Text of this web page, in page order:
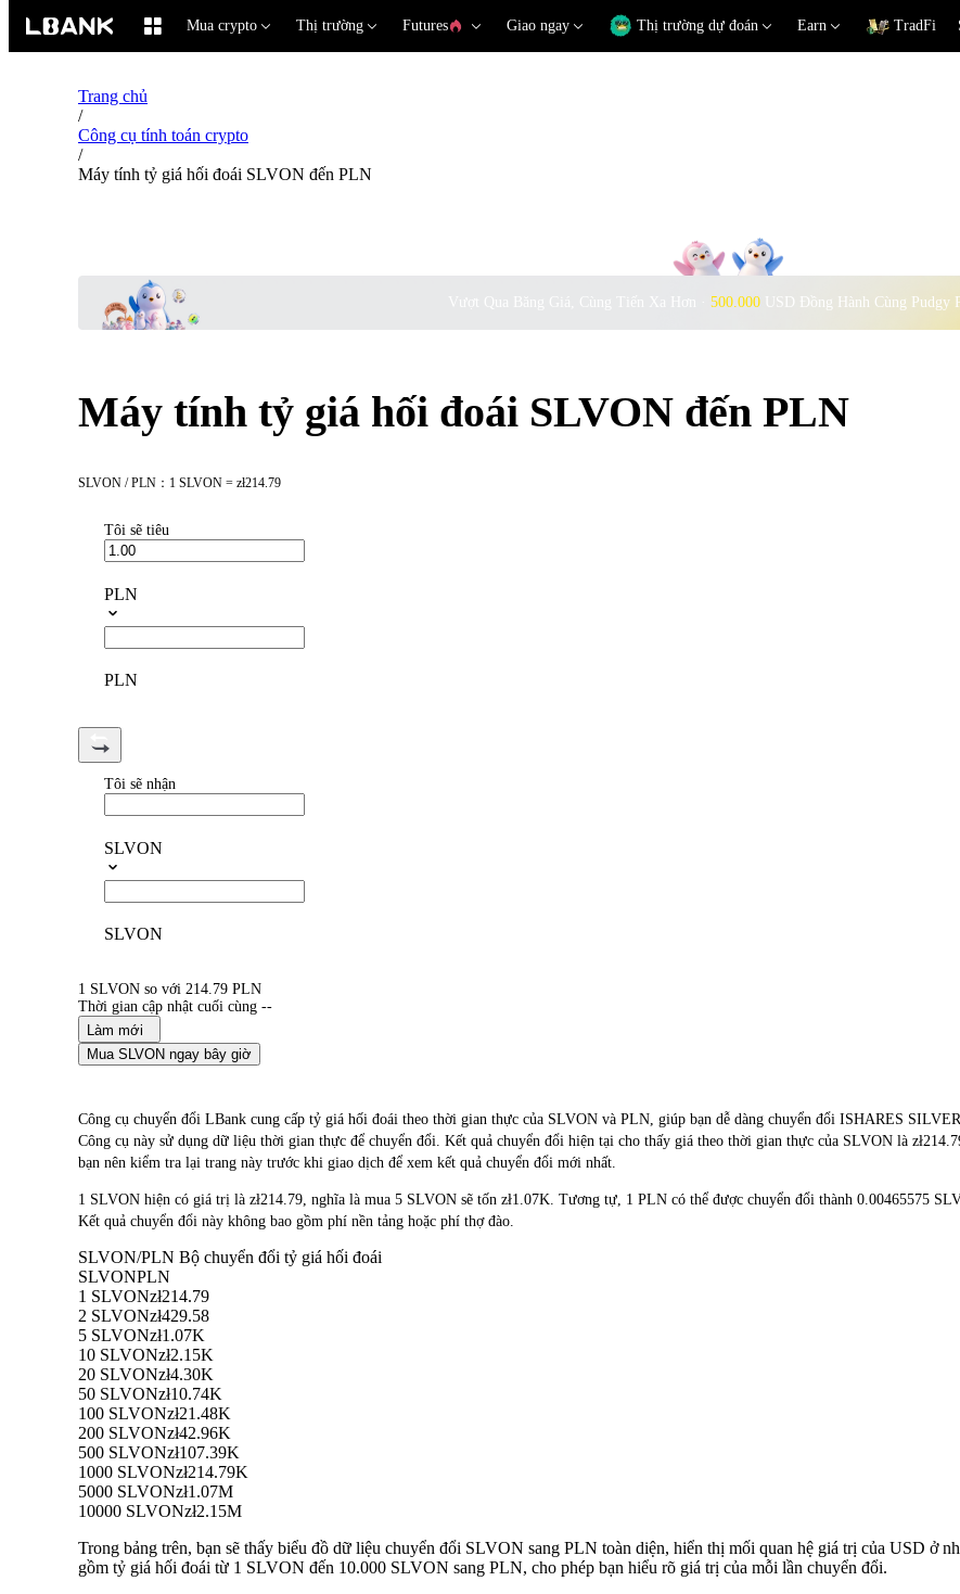
Mua crypto Thị trường Futures Giao ngay Thị trường dự đoán Earn TradFi
Trang chủ
/
Công cụ tính toán crypto
/
Máy tính tỷ giá hối đoái SLVON đến PLN
Vượt Qua Băng Giá, Cùng Tiến Xa Hơn · 500.000 USD Đồng Hành Cùng Pudgy
Máy tính tỷ giá hối đoái SLVON đến PLN
SLVON / PLN：1 SLVON = zł214.79
Tôi sẽ tiêu
PLN
PLN
Tôi sẽ nhận
SLVON
SLVON
1 SLVON so với 214.79 PLN
Thời gian cập nhật cuối cùng --
Làm mới
Mua SLVON ngay bây giờ
Công cụ chuyển đổi LBank cung cấp tỷ giá hối đoái theo thời gian thực của SLVON và PLN, giúp bạn dễ dàng chuyển đổi ISHARES
Công cụ này sử dụng dữ liệu thời gian thực để chuyển đổi. Kết quả chuyển đổi hiện tại cho thấy giá theo thời gian thực của SLVON là
bạn nên kiểm tra lại trang này trước khi giao dịch để xem kết quả chuyển đổi mới nhất.
1 SLVON hiện có giá trị là zł214.79, nghĩa là mua 5 SLVON sẽ tốn zł1.07K. Tương tự, 1 PLN có thể được chuyển đổi thành 0.00465575
Kết quả chuyển đổi này không bao gồm phí nền tảng hoặc phí thợ đào.
SLVON/PLN Bộ chuyển đổi tỷ giá hối đoái
SLVONPLN
1 SLVONzł214.79
2 SLVONzł429.58
5 SLVONzł1.07K
10 SLVONzł2.15K
20 SLVONzł4.30K
50 SLVONzł10.74K
100 SLVONzł21.48K
200 SLVONzł42.96K
500 SLVONzł107.39K
1000 SLVONzł214.79K
5000 SLVONzł1.07M
10000 SLVONzł2.15M
Trong bảng trên, bạn sẽ thấy biểu đồ dữ liệu chuyển đổi SLVON sang PLN toàn diện, hiển thị mối quan hệ giá trị của USD ở
gồm tỷ giá hối đoái từ 1 SLVON đến 10.000 SLVON sang PLN, cho phép bạn hiểu rõ giá trị của mỗi lần chuyển đổi.